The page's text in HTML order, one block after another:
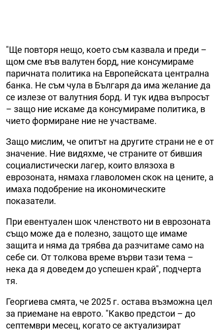
"Ще повторя нещо, което съм казвала и преди –
щом сме във валутен борд, ние консумираме
паричната политика на Европейската централна
банка. Не съм чула в Българя да има желание да
се излезе от валутния борд. И тук идва въпросът
– защо ние искаме да консумираме политика, в
чието формиране ние не участваме.
Защо мислим, че опитът на другите страни не е от
значение. Ние видяхме, че страните от бившия
социалистически лагер, които влязоха в
еврозоната, нямаха главоломен скок на цените, а
имаха подобрение на икономическите
показатели.
При евентуален шок членството ни в еврозоната
също може да е полезно, защото ще имаме
защита и няма да трябва да разчитаме само на
себе си. От толкова време върви тази тема –
нека да я доведем до успешен край", подчерта
тя.
Георгиева смята, че 2025 г. остава възможна цел
за приемане на еврото. "Какво предстои – до
септември месец, когато се актуализират